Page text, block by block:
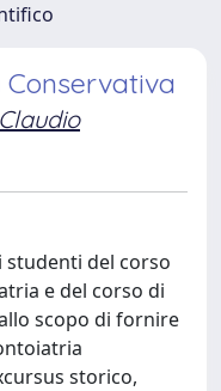
studenti del corso
e del corso di
scopo di fornire
storico,